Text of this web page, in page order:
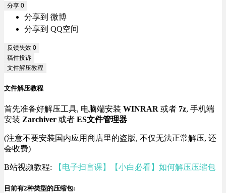
分享 0
分享到 微博
分享到 QQ空间
反馈失效 0
稿件投诉
文件解压教程
文件解压教程
首先准备好解压工具, 电脑端安装 WINRAR 或者 7z, 手机端
安装 Zarchiver 或者 ES文件管理器
(注意不要安装国内应用商店里的盗版, 不仅无法正常解压, 还
会收费)
B站视频教程: 【电子扫盲课】【小白必看】如何解压压缩包
目前有2种类型的压缩包: